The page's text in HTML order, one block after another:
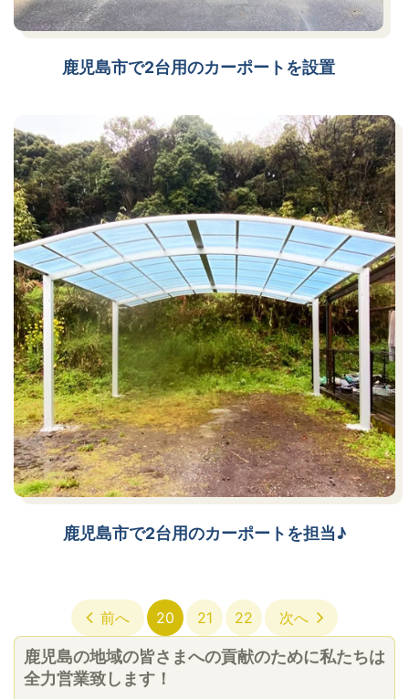
鹿児島市で2台用のカーポートを設置
鹿児島市で2台用のカーポートを担当♪
前へ 20 21 22 次へ
鹿児島の地域の皆さまへの貢献のために私たちは
全力営業致します！